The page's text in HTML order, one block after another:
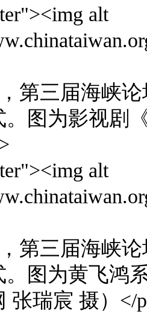
alt
三届海峡论
。图为影视剧
alt
三届海峡论
。图为黄飞鸿
张瑞宸 摄）</